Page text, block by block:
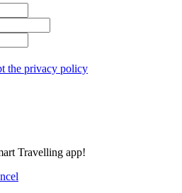
the privacy policy
Travelling app!